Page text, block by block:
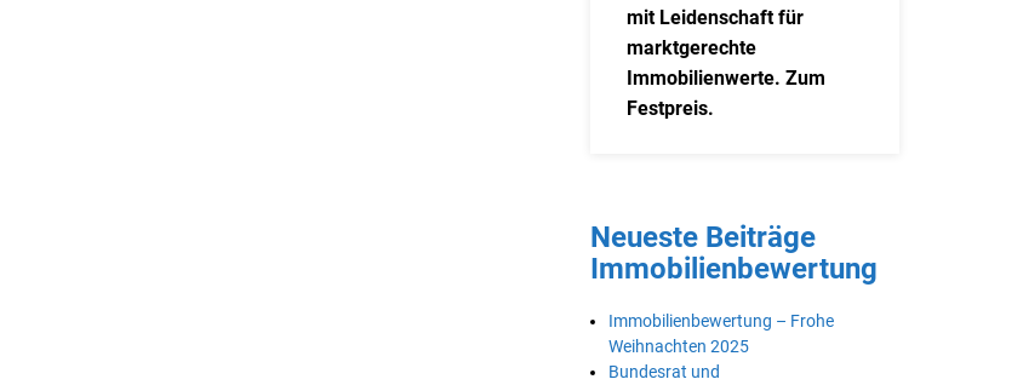
mit Leidenschaft für
marktgerechte
Immobilienwerte. Zum
Festpreis.
Neueste Beiträge
Immobilienbewertung
Immobilienbewertung – Frohe
Weihnachten 2025
Bundesrat und